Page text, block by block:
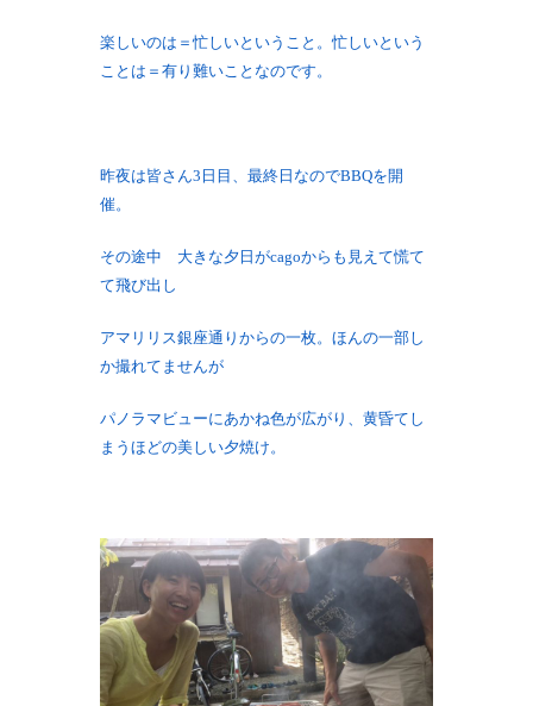
楽しいのは＝忙しいということ。忙しいという
ことは＝有り難いことなのです。
昨夜は皆さん3日目、最終日なのでBBQを開
催。
その途中 大きな夕日がcagoからも見えて慌て
て飛び出し
アマリリス銀座通りからの一枚。ほんの一部し
か撮れてませんが
パノラマビューにあかね色が広がり、黄昏てし
まうほどの美しい夕焼け。